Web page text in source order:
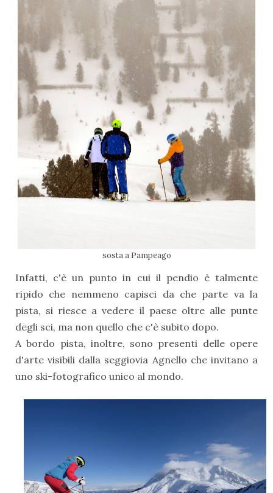
sosta a Pampeago
Infatti, c'è un punto in cui il pendio è talmente
ripido che nemmeno capisci da che parte va la
pista, si riesce a vedere il paese oltre alle punte
degli sci, ma non quello che c'è subito dopo.
A bordo pista, inoltre, sono presenti delle opere
d'arte visibili dalla seggiovia Agnello che invitano a
uno ski-fotografico unico al mondo.